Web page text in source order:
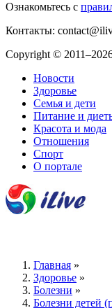
Ознакомьтесь с
Контакты:
Copyright ©
Новости
Здоровье
Семья и дети
Питание и
Красота и мода
Отношения
Спорт
О портале
Главная »
Здоровье »
Болезни »
Болезни детей